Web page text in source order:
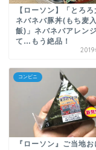
【ローソン】「とろ
ネバネバ豚丼(もち麦
飯)」ネバネバアレン
て…もう絶品！
2019
コンビニ
『ローソン』ご当地お